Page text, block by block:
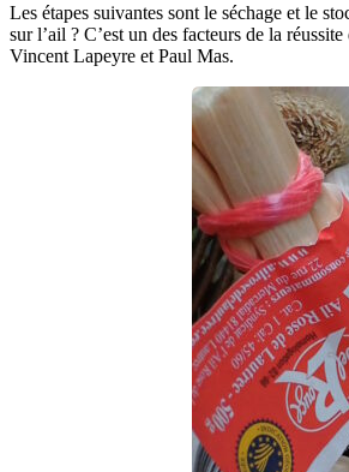
Les étapes suivantes sont le séchage et le
sur l’ail ? C’est un des facteurs de la
Vincent Lapeyre et Paul Mas.